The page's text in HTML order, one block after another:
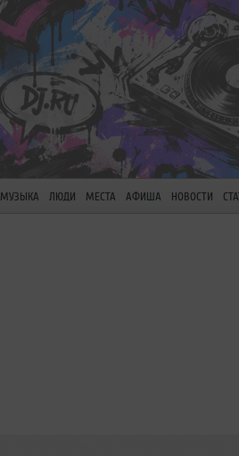
МУЗЫКА ЛЮДИ МЕСТА АФИША НОВОСТИ